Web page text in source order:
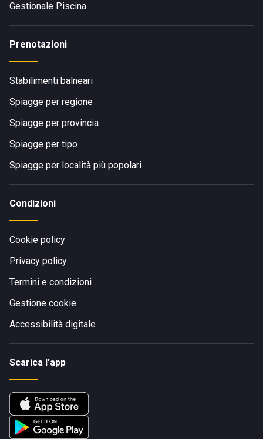
Gestionale Piscina
Prenotazioni
Stabilimenti balneari
Spiagge per regione
Spiagge per provincia
Spiagge per tipo
Spiagge per località più popolari
Condizioni
Cookie policy
Privacy policy
Termini e condizioni
Gestione cookie
Accessibilità digitale
Scarica l'app